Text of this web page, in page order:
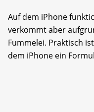
Auf dem iPhone
verkommt aber
Fummelei. Praktisch
dem iPhone ein